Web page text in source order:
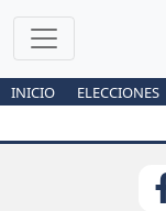
INICIO ELECCIONES